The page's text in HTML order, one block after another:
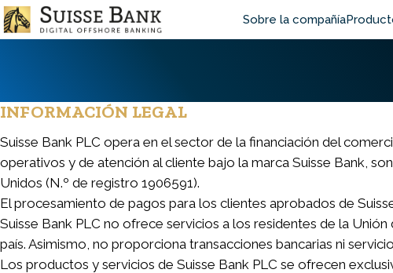
Skip
to
Main
Sobre la compañía
INFORMACIÓN LEGAL
Suisse Bank PLC opera en el sector de la financiación del
operativos y de atención al cliente bajo la marca Suisse Bank,
Unidos (N.º de registro 1906591).
El procesamiento de pagos para los clientes aprobados de
Suisse Bank PLC no ofrece servicios a los residentes de la
país. Asimismo, no proporciona transacciones bancarias ni
Los productos y servicios de Suisse Bank PLC se ofrecen